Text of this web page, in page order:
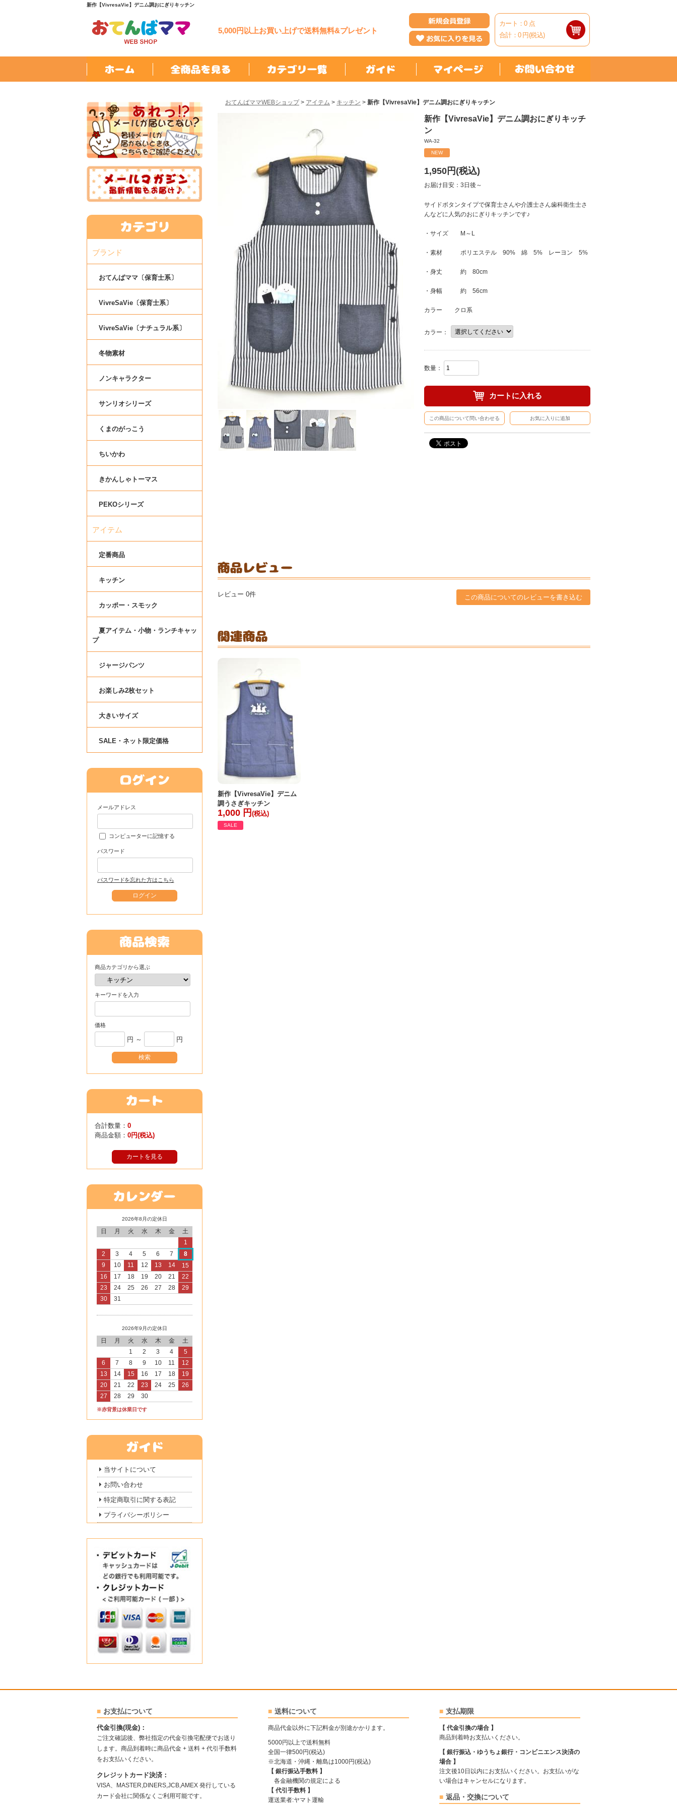
新作【VivresaVie】デニム調おにぎりキッチン
5,000円以上お買い上げで送料無料&プレゼント
カート：0 点
合計：0 円(税込)
ブランド
おてんばママ〔保育士系〕
VivreSaVie〔保育士系〕
VivreSaVie〔ナチュラル系〕
冬物素材
ノンキャラクター
サンリオシリーズ
くまのがっこう
ちいかわ
きかんしゃトーマス
PEKOシリーズ
アイテム
定番商品
キッチン
カッポー・スモック
夏アイテム・小物・ランチキャッ
プ
ジャージパンツ
お楽しみ2枚セット
大きいサイズ
SALE・ネット限定価格
メールアドレス
コンピューターに記憶する
パスワード
パスワードを忘れた方はこちら
商品カテゴリから選ぶ
キーワードを入力
価格
円 ～ 円
合計数量： 0
商品金額： 0円(税込)
カートを見る
2026年8月の定休日
日 月 火 水 木 金
土
1
2
3 4 5 6 7
8
9
10 11 12 13 14
15
16
17 18 19 20 21
22
23
24 25 26 27 28
29
30
31
2026年9月の定休日
日 月 火 水 木 金
土
1
2 3 4
5
6
7 8 9 10 11
12
13
14 15 16 17 18
19
20
21 22 23 24 25
26
27
28 29 30
※赤背景は休業日です
当サイトについて
お問い合わせ
特定商取引に関する表記
プライバシーポリシー
おてんばママWEBショップ> アイテム > キッチン > 新作【VivresaVie】デニム調おにぎりキッチン
新作【VivresaVie】デニム調おにぎりキッチ
ン
WA-32
NEW
1,950円(税込)
お届け目安：3日後～
サイドボタンタイプで保育士さんや介護士さん歯科衛生士さ
んなどに人気のおにぎりキッチンです♪
・サイズ M～L
・素材 ポリエステル 90% 綿 5% レーヨン 5%
・身丈 約 80cm
・身幅 約 56cm
カラー クロ系
カラー：
数量：
カートに入れる
この商品について問い合わせる お気に入りに追加
レビュー 0件 この商品についてのレビューを書き込む
新作【VivresaVie】デニム
調うさぎキッチン
1,000 円 (税込)
SALE
お支払について
代金引換(現金)：
ご注文確認後、弊社指定の代金引換宅配便でお送り
します。商品到着時に商品代金 + 送料 + 代引手数料
をお支払いください。
クレジットカード決済：
VISA、MASTER,DINERS,JCB,AMEX 発行している
カード会社に関係なくご利用可能です。
送料について
商品代金以外に下記料金が別途かかります。
5000円以上で送料無料
全国一律500円(税込)
※北海道・沖縄・離島は1000円(税込)
【 銀行振込手数料 】
各金融機関の規定による
【 代引手数料 】
運送業者:ヤマト運輸
支払期限
【 代金引換の場合 】
商品到着時お支払いください。
【 銀行振込・ゆうちょ銀行・コンビニエンス決済の
場合 】
注文後10日以内にお支払いください。お支払いがな
い場合はキャンセルになります。
返品・交換について